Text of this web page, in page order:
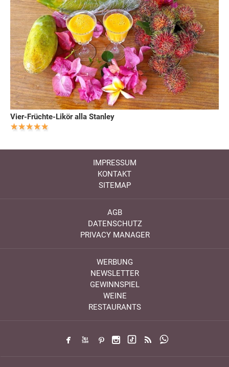
Vier-Früchte-Likör alla Stanley
IMPRESSUM
KONTAKT
SITEMAP
AGB
DATENSCHUTZ
PRIVACY MANAGER
WERBUNG
NEWSLETTER
GEWINNSPIEL
WEINE
RESTAURANTS